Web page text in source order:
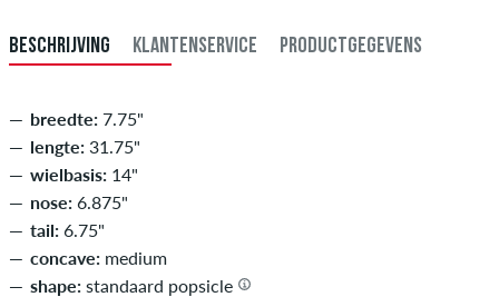
BESCHRIJVING KLANTENSERVICE PRODUCTGEGEVENS
breedte: 7.75"
lengte: 31.75"
wielbasis: 14"
nose: 6.875"
tail: 6.75"
concave: medium
shape: standaard popsicle